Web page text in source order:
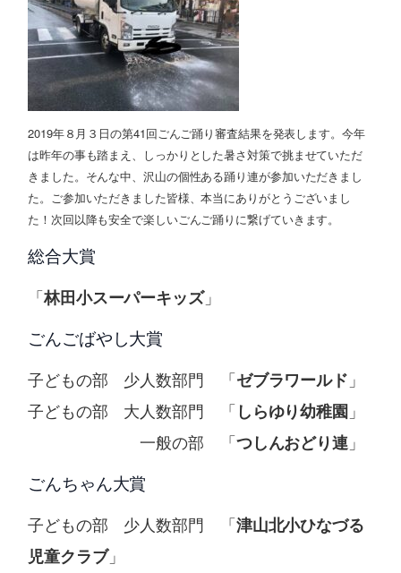
2019年８月３日の第41回ごんご踊り審査結果を発表します。今年
は昨年の事も踏まえ、しっかりとした暑さ対策で挑ませていただ
きました。そんな中、沢山の個性ある踊り連が参加いただきまし
た。ご参加いただきました皆様、本当にありがとうございまし
た！次回以降も安全で楽しいごんご踊りに繋げていきます。
総合大賞
「林田小スーパーキッズ」
ごんごばやし大賞
子どもの部 少人数部門 「ゼブラワールド 」
子どもの部 大人数部門 「しらゆり幼稚園 」
一般の部 「つしんおどり連 」
ごんちゃん大賞
子どもの部 少人数部門 「津山北小ひなづる
児童クラブ」